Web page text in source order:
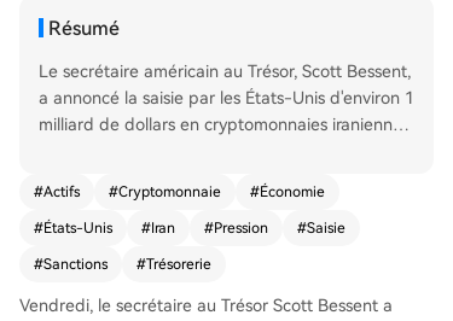
Résumé
Le secrétaire américain au Trésor, Scott Bessent,
a annoncé la saisie par les États-Unis d'environ 1
milliard de dollars en cryptomonnaies iraniennes
cer une pression financière maximale sur l'Iran e
n ciblant ses actifs via des saisies de crypto, des
gels de comptes bancaires et des confiscations
uropéens. Bessent a décrit une économie iranien
#Actifs #Cryptomonnaie #Économie
#États-Unis #Iran #Pression #Saisie
#Sanctions #Trésorerie
Vendredi, le secrétaire au Trésor Scott Bessent a